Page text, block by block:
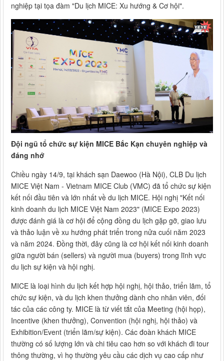
nghiệp tại tọa đàm "Du lịch MICE: Xu hướng & Cơ hội".
Đội ngũ tổ chức sự kiện MICE Bắc Kạn chuyên nghiệp và
đáng nhớ
Chiều ngày 14/9, tại khách sạn Daewoo (Hà Nội), CLB Du lịch
MICE Việt Nam - Vietnam MICE Club (VMC) đã tổ chức sự kiện
kết nối đầu tiên và lớn nhất về du lịch MICE. Hội nghị "Kết nối
kinh doanh du lịch MICE Việt Nam 2023" (MICE Expo 2023)
được đánh giá là cơ hội để cộng đồng du lịch gặp gỡ, giao lưu
và thảo luận về xu hướng phát triển trong nửa cuối năm 2023
và năm 2024. Đồng thời, đây cũng là cơ hội kết nối kinh doanh
giữa người bán (sellers) và người mua (buyers) trong lĩnh vực
du lịch sự kiện và hội nghị.
MICE là loại hình du lịch kết hợp hội nghị, hội thảo, triển lãm, tổ
chức sự kiện, và du lịch khen thưởng dành cho nhân viên, đối
tác của các công ty. MICE là từ viết tắt của Meeting (hội họp),
Incentive (khen thưởng), Convention (hội nghị, hội thảo) và
Exhibition/Event (triển lãm/sự kiện). Các đoàn khách MICE
thường có số lượng lớn và chi tiêu cao hơn so với khách đi tour
thông thường, vì họ thường yêu cầu các dịch vụ cao cấp như